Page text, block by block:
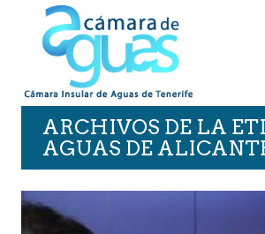
ARCHIVOS DE LA
AGUAS DE